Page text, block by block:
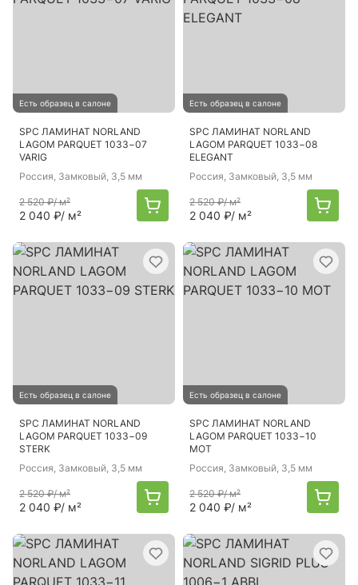
Есть образец в салоне
SPC ЛАМИНАТ NORLAND
LAGOM PARQUET 1033−07
VARIG
Россия, Замковый, 3,5 мм
2 520 ₽/ м²
2 040 ₽/ м²
Есть образец в салоне
SPC ЛАМИНАТ NORLAND
LAGOM PARQUET 1033−08
ELEGANT
Россия, Замковый, 3,5 мм
2 520 ₽/ м²
2 040 ₽/ м²
Есть образец в салоне
SPC ЛАМИНАТ NORLAND
LAGOM PARQUET 1033−09
STERK
Россия, Замковый, 3,5 мм
2 520 ₽/ м²
2 040 ₽/ м²
Есть образец в салоне
SPC ЛАМИНАТ NORLAND
LAGOM PARQUET 1033−10
MOT
Россия, Замковый, 3,5 мм
2 520 ₽/ м²
2 040 ₽/ м²